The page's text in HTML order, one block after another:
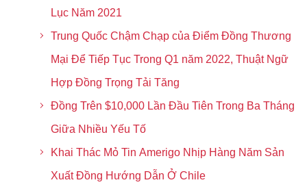
Lục Năm 2021
Trung Quốc Chậm Chạp của Điểm Đồng Thương
Mại Để Tiếp Tục Trong Q1 năm 2022, Thuật Ngữ
Hợp Đồng Trọng Tải Tăng
Đồng Trên $10,000 Lần Đầu Tiên Trong Ba Tháng
Giữa Nhiều Yếu Tố
Khai Thác Mỏ Tin Amerigo Nhịp Hàng Năm Sản
Xuất Đồng Hướng Dẫn Ở Chile